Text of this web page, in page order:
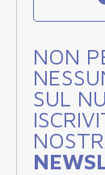
NON
SUL